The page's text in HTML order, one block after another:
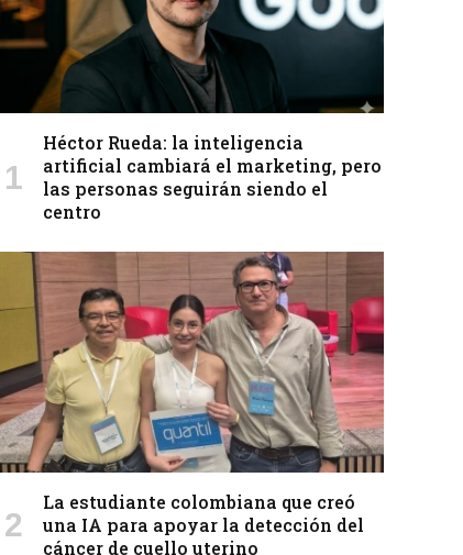
Héctor Rueda: la inteligencia
artificial cambiará el marketing, pero
las personas seguirán siendo el
centro
La estudiante colombiana que creó
una IA para apoyar la detección del
cáncer de cuello uterino